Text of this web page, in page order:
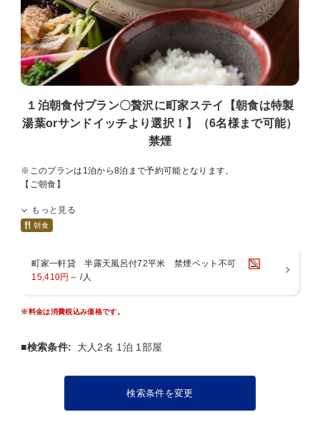
※カフェの定休日により月曜、火曜は提供がございませんので予めご
了承ください。
【ご夕食】
京都の厳選食材を使用した【すき焼き】or【しゃぶしゃぶ】
お一人ずつお選びください。
※ご指定がない場合はすき焼きをご用意いたします。
＝夕食内容＝
・特選黒毛和牛
・うどん
・京お新香
18:00〜19:00の間にお届けにあがります。
下記よりお選びください。
※前日までにご指示がない場合と、日曜・祝日は湯葉朝食とさせてい
お出汁で炊いた温かい湯葉を、特製の出汁醤油でお召し上がりくださ
2.喫茶アオキ特製サンドイッチ朝食
人気メニュー「ミックスサンド」を基にした当宿オリジナル朝食セッ
１泊朝食付プラン〇贅沢に町家ステイ【朝食は特製
湯葉orサンドイッチより選択！】（6名様まで可能）
禁煙
※このプランは1泊から8泊まで予約可能となります。
【ご朝食】
※前日までにご指示がない場合と、日曜・祝日は湯葉朝食とさせてい
ただきます。
お出汁で炊いた温かい湯葉を、特製の出汁醤油でお召し上がりいただ
きます。
朝から素敵な時間をお過ごしくださいませ。
②喫茶アオキ特製サンドイッチ朝食
人気メニュー「ミックスサンド」を基にした当宿オリジナル朝食セッ
たまごサンドは関西風の、「卵焼き」をサンドしてます！
もっと見る
朝食
町家一軒貸 半露天風呂付72平米 禁煙ペット不可
15,410円～ /人
※料金は消費税込み価格です。
■検索条件: 大人2名 1泊 1部屋
検索条件を変更